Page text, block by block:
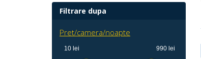
Filtrare dupa
Pret/camera/noapte
10 lei 990 lei